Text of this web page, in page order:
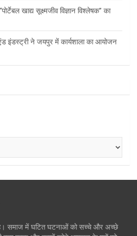
खाद्य सूक्ष्मजीव विज्ञान विश्लेषक” का
इंडस्ट्री ने जयपुर में कार्यशाला का आयोजन
है। समाज में घटित घटनाओं को सच्चे और अच्छे